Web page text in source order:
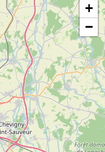
+
−